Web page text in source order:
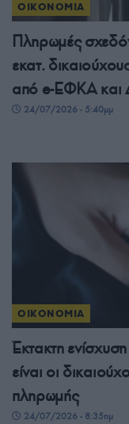
ΟΙΚΟΝΟΜΙΑ
Πληρωμές
εκατ.
από e-ΕΦΚΑ
24/07/2026 - 5:40μμ
ΟΙΚΟΝΟΜΙΑ
Έκτακτη
είναι οι
πληρωμής
24/07/2026 - 8:35πμ